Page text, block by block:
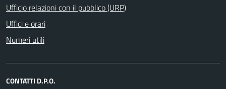
Ufficio relazioni con il pubblico (URP)
Uffici e orari
Numeri utili
CONTATTI D.P.O.